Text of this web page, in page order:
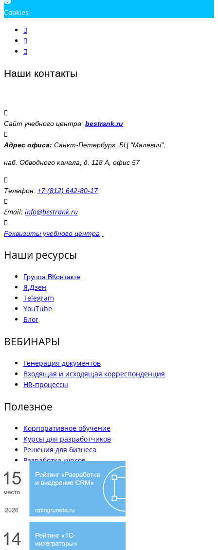
Cookies
Наши контакты
Сайт учебного центра: bestrank.ru
Адрес офиса: Санкт-Петербург, БЦ "Малевич",
наб. Обводного канала, д. 118 А, офис 57
Телефон: +7 (812) 642-80-17
Email: info@bestrank.ru
Реквизиты учебного центра
Наши ресурсы
Группа ВКонтакте
Я.Дзен
Telegram
YouTube
Блог
ВЕБИНАРЫ
Генерация документов
Входящая и исходящая корреспонденция
HR-процессы
Полезное
Корпоративное обучение
Курсы для разработчиков
Решения для бизнеса
Разработка курсов
Вакансии
Наши кейсы